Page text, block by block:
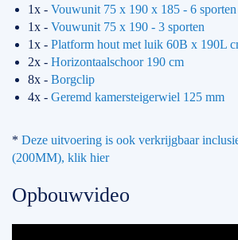
1x - Vouwunit 75 x 190 x 185 - 6 sporten
1x - Vouwunit 75 x 190 - 3 sporten
1x - Platform hout met luik 60B x 190L
2x - Horizontaalschoor 190 cm
8x - Borgclip
4x - Geremd kamersteigerwiel 125 mm
* Deze uitvoering is ook verkrijgbaar
(200MM), klik hier
Opbouwvideo